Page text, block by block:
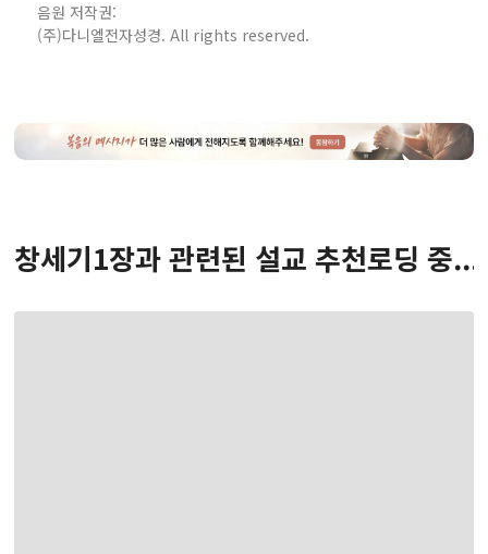
음원 저작권:
(주)다니엘전자성경. All rights reserved.
창세기1장과 관련된 설교 추천로딩 중...